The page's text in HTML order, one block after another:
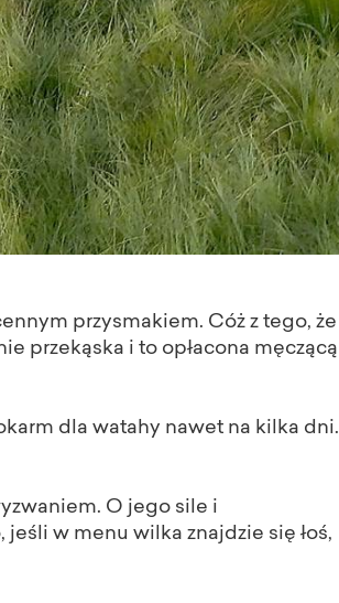
przysmakiem. Cóż z tego, że
przekąska i to opłacona męczącą
dla watahy nawet na kilka dni.
O jego sile i
w menu wilka znajdzie się łoś,